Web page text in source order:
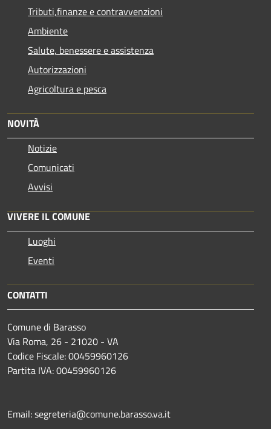
Tributi,finanze e contravvenzioni
Ambiente
Salute, benessere e assistenza
Autorizzazioni
Agricoltura e pesca
NOVITÀ
Notizie
Comunicati
Avvisi
VIVERE IL COMUNE
Luoghi
Eventi
CONTATTI
Comune di Barasso
Via Roma, 26 - 21020 - VA
Codice Fiscale: 00459960126
Partita IVA: 00459960126
Email: segreteria@comune.barasso.va.it